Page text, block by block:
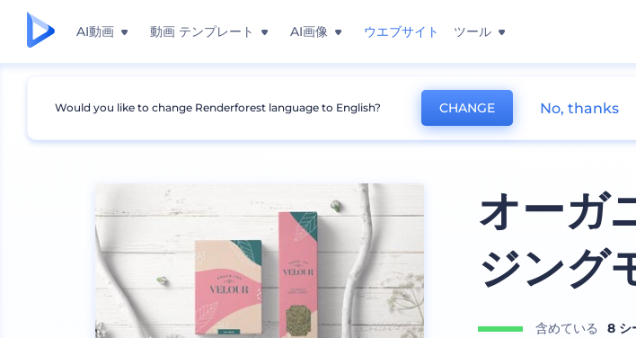
AI動画 動画 テンプレート AI画像 ウエブサイト ツール
モックアップ 包装 コーヒーとティーバッグのモックアップ
オーガ
ジング
含めている 8 シ
Would you like to change Renderforest language to English? CHANGE No, thanks